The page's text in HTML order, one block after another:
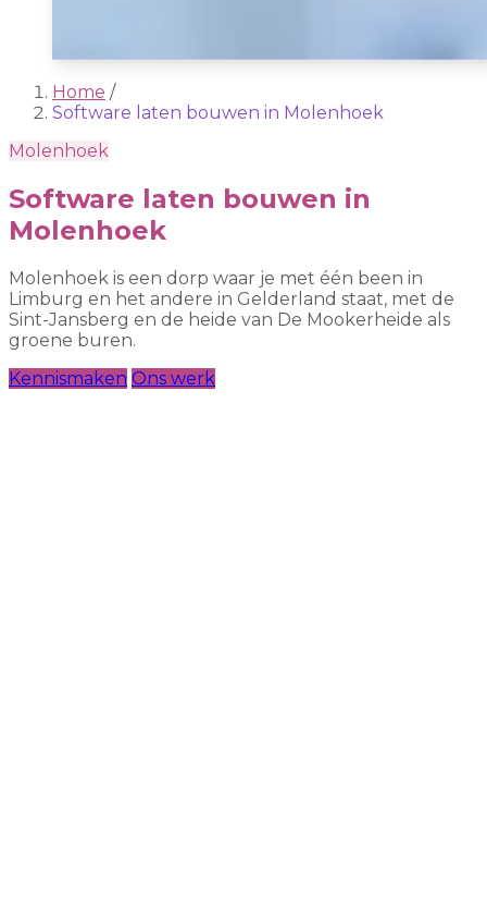
Home /
Software laten bouwen in Molenhoek
Molenhoek
Software laten bouwen in
Molenhoek
Molenhoek is een dorp waar je met één been in
Limburg en het andere in Gelderland staat, met de
Sint-Jansberg en de heide van De Mookerheide als
groene buren.
Kennismaken Ons werk